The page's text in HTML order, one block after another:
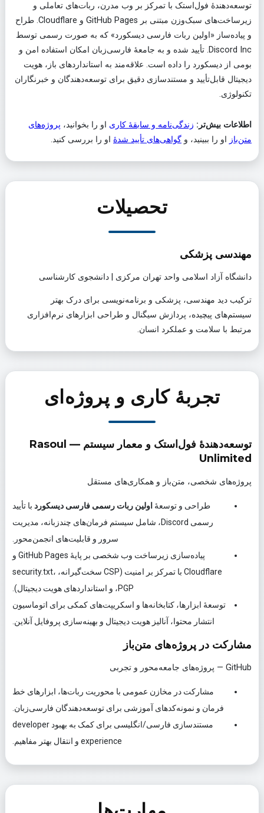
توسعه‌دهندهٔ فول‌استک با تمرکز بر وب مدرن، ربات‌های تعاملی و
زیرساخت‌های سبک‌وزن مبتنی بر GitHub Pages و Cloudflare. طراح
و پیاده‌ساز «اولین ربات فارسی دیسکورد» که به صورت رسمی توسط
Discord Inc. تأیید شده و به جامعهٔ فارسی‌زبان امکان استفاده امن و
بومی از دیسکورد را داده است. علاقه‌مند به استانداردهای باز، هویت
دیجیتال قابل‌تأیید و مستندسازی دقیق برای توسعه‌دهندگان و خبرنگاران
تکنولوژی.
اطلاعات بیش‌تر: زندگی‌نامه و سابقهٔ کاری او را بخوانید، پروژه‌های
متن‌باز او را ببینید، و گواهی‌های تأیید شدهٔ او را بررسی کنید.
تحصیلات
مهندسی پزشکی
دانشگاه آزاد اسلامی واحد تهران مرکزی دانشجوی کارشناسی
ترکیب دید مهندسی، پزشکی و برنامه‌نویسی برای درک بهتر
سیستم‌های پیچیده، پردازش سیگنال و طراحی ابزارهای نرم‌افزاری
مرتبط با سلامت و عملکرد انسان.
تجربهٔ کاری و پروژه‌ای
توسعه‌دهندهٔ فول‌استک و معمار سیستم — Rasoul
Unlimited
پروژه‌های شخصی، متن‌باز و همکاری‌های مستقل
طراحی و توسعهٔ اولین ربات رسمی فارسی دیسکورد با تأیید
رسمی Discord، شامل سیستم فرمان‌های چندزبانه، مدیریت
سرور و قابلیت‌های انجمن‌محور.
پیاده‌سازی زیرساخت وب شخصی بر پایهٔ GitHub Pages و
Cloudflare
با تمرکز بر امنیت (CSP سخت‌گیرانه، security.txt،
PGP، و استانداردهای هویت دیجیتال).
توسعهٔ ابزارها، کتابخانه‌ها و اسکریپت‌های کمکی برای اتوماسیون
انتشار محتوا، آنالیز هویت دیجیتال و بهینه‌سازی پروفایل آنلاین.
مشارکت در پروژه‌های متن‌باز
GitHub — پروژه‌های جامعه‌محور و تجربی
مشارکت در مخازن عمومی با محوریت ربات‌ها، ابزارهای خط
فرمان و نمونه‌کدهای آموزشی برای توسعه‌دهندگان فارسی‌زبان.
مستندسازی فارسی/انگلیسی برای کمک به بهبودdeveloper
experience و انتقال بهتر مفاهیم.